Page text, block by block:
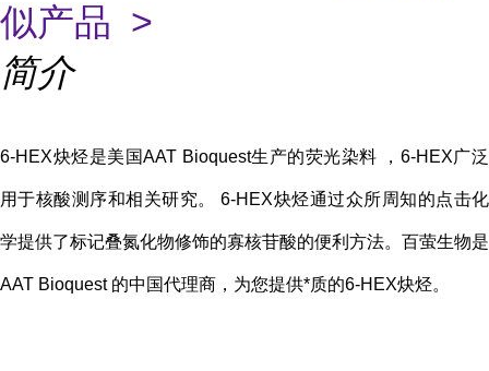
似产品 >
简介
6-HEX炔烃是美国AAT Bioquest生产的荧光染料 ，6-HEX广泛
用于核酸测序和相关研究。 6-HEX炔烃通过众所周知的点击化
学提供了标记叠氮化物修饰的寡核苷酸的便利方法。百萤生物是
AAT Bioquest 的中国代理商，为您提供*质的6-HEX炔烃。